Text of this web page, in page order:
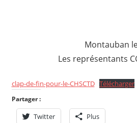
Montauban le
Les représentants
clap-de-fin-pour-le-CHSCTD Télécharger
Partager :
Twitter Plus